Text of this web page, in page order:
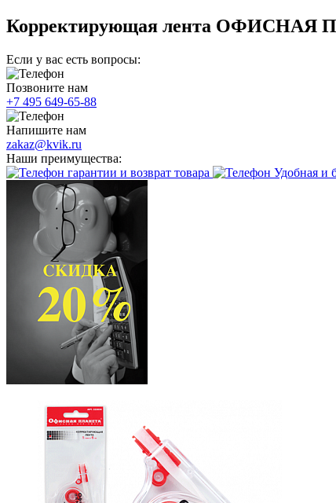
Корректирующая лента ОФИСНАЯ
Если у вас есть вопросы:
Позвоните нам
+7 495 649-65-88
Напишите нам
zakaz@kvik.ru
Наши преимущества:
гарантии и возврат товара
Удобная и